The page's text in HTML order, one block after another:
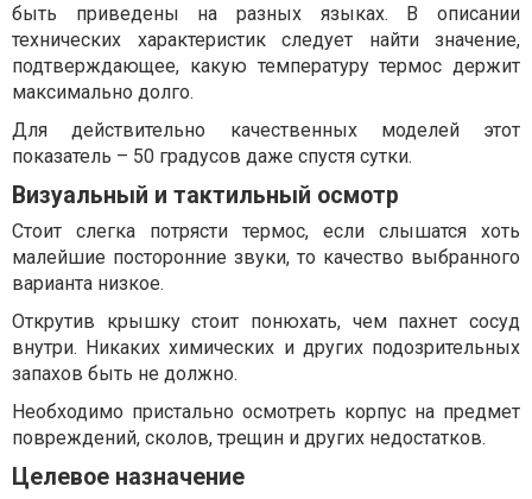
быть приведены на разных языках. В описании
технических характеристик следует найти значение,
подтверждающее, какую температуру термос держит
максимально долго.
Для действительно качественных моделей этот
показатель – 50 градусов даже спустя сутки.
Визуальный и тактильный осмотр
Стоит слегка потрясти термос, если слышатся хоть
малейшие посторонние звуки, то качество выбранного
варианта низкое.
Открутив крышку стоит понюхать, чем пахнет сосуд
внутри. Никаких химических и других подозрительных
запахов быть не должно.
Необходимо пристально осмотреть корпус на предмет
повреждений, сколов, трещин и других недостатков.
Целевое назначение